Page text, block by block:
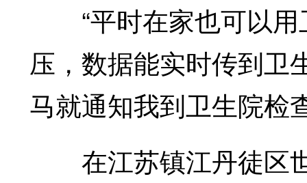
“平时在家也可以用
压，数据能实时传到卫
马就通知我到卫生院检
在江苏镇江丹徒区